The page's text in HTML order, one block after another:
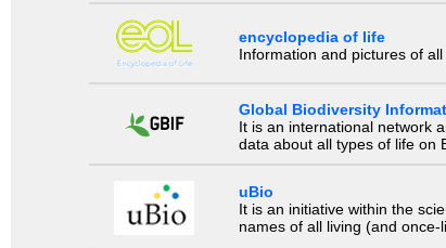
encyclopedia of life
Information and pictures of
Global Biodiversity
It is an international network
data about all types of life on
uBio
It is an initiative within the
names of all living (and once-